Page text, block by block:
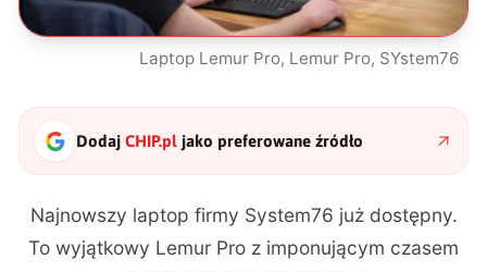
Laptop Lemur Pro, Lemur Pro, SYstem76
DodajCHIP.pl jako preferowane źródło
Najnowszy laptop firmy System76 już dostępny.
To wyjątkowy Lemur Pro z imponującym czasem